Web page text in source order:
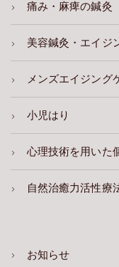
痛み・麻痺の鍼灸
美容鍼灸・エイジ
メンズエイジング
小児はり
心理技術を用いた
自然治癒力活性療
お知らせ